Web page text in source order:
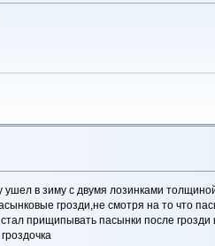
в зиму с двумя лозинками
грозди,не смотря на то что
прищипывать пасынки после грозди